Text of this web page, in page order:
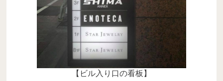
【ビル入り口の看板】